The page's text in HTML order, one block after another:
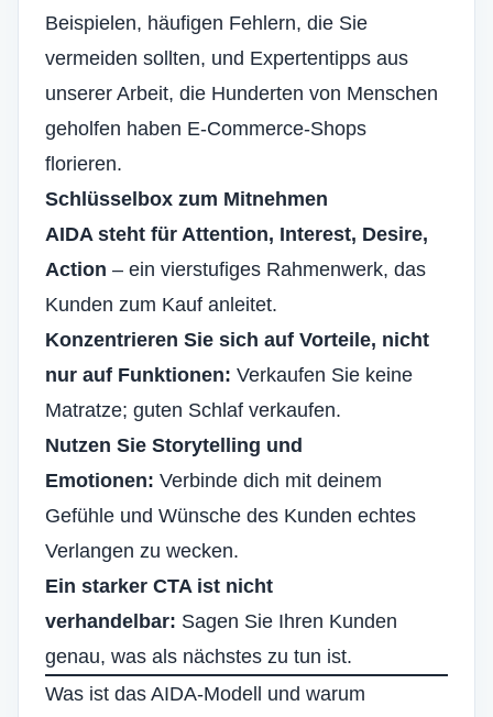
Beispielen, häufigen Fehlern, die Sie
vermeiden sollten, und Expertentipps aus
unserer Arbeit, die Hunderten von Menschen
geholfen haben E-Commerce-Shops
florieren.
Schlüsselbox zum Mitnehmen
AIDA steht für Attention, Interest, Desire,
Action – ein vierstufiges Rahmenwerk, das
Kunden zum Kauf anleitet.
Konzentrieren Sie sich auf Vorteile, nicht
nur auf Funktionen: Verkaufen Sie keine
Matratze; guten Schlaf verkaufen.
Nutzen Sie Storytelling und
Emotionen: Verbinde dich mit deinem
Gefühle und Wünsche des Kunden echtes
Verlangen zu wecken.
Ein starker CTA ist nicht
verhandelbar: Sagen Sie Ihren Kunden
genau, was als nächstes zu tun ist.
Was ist das AIDA-Modell und warum